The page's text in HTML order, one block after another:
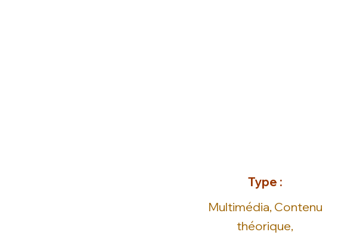
Type :
Multimédia, Contenu
théorique,